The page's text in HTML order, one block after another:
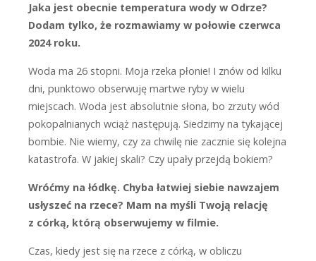
Jaka jest obecnie temperatura wody w Odrze?
Dodam tylko, że rozmawiamy w połowie czerwca
2024 roku.
Woda ma 26 stopni. Moja rzeka płonie! I znów od kilku
dni, punktowo obserwuję martwe ryby w wielu
miejscach. Woda jest absolutnie słona, bo zrzuty wód
pokopalnianych wciąż następują. Siedzimy na tykającej
bombie. Nie wiemy, czy za chwilę nie zacznie się kolejna
katastrofa. W jakiej skali? Czy upały przejdą bokiem?
Wróćmy na łódkę. Chyba łatwiej siebie nawzajem
usłyszeć na rzece? Mam na myśli Twoją relację
z córką, którą obserwujemy w filmie.
Czas, kiedy jest się na rzece z córką, w obliczu